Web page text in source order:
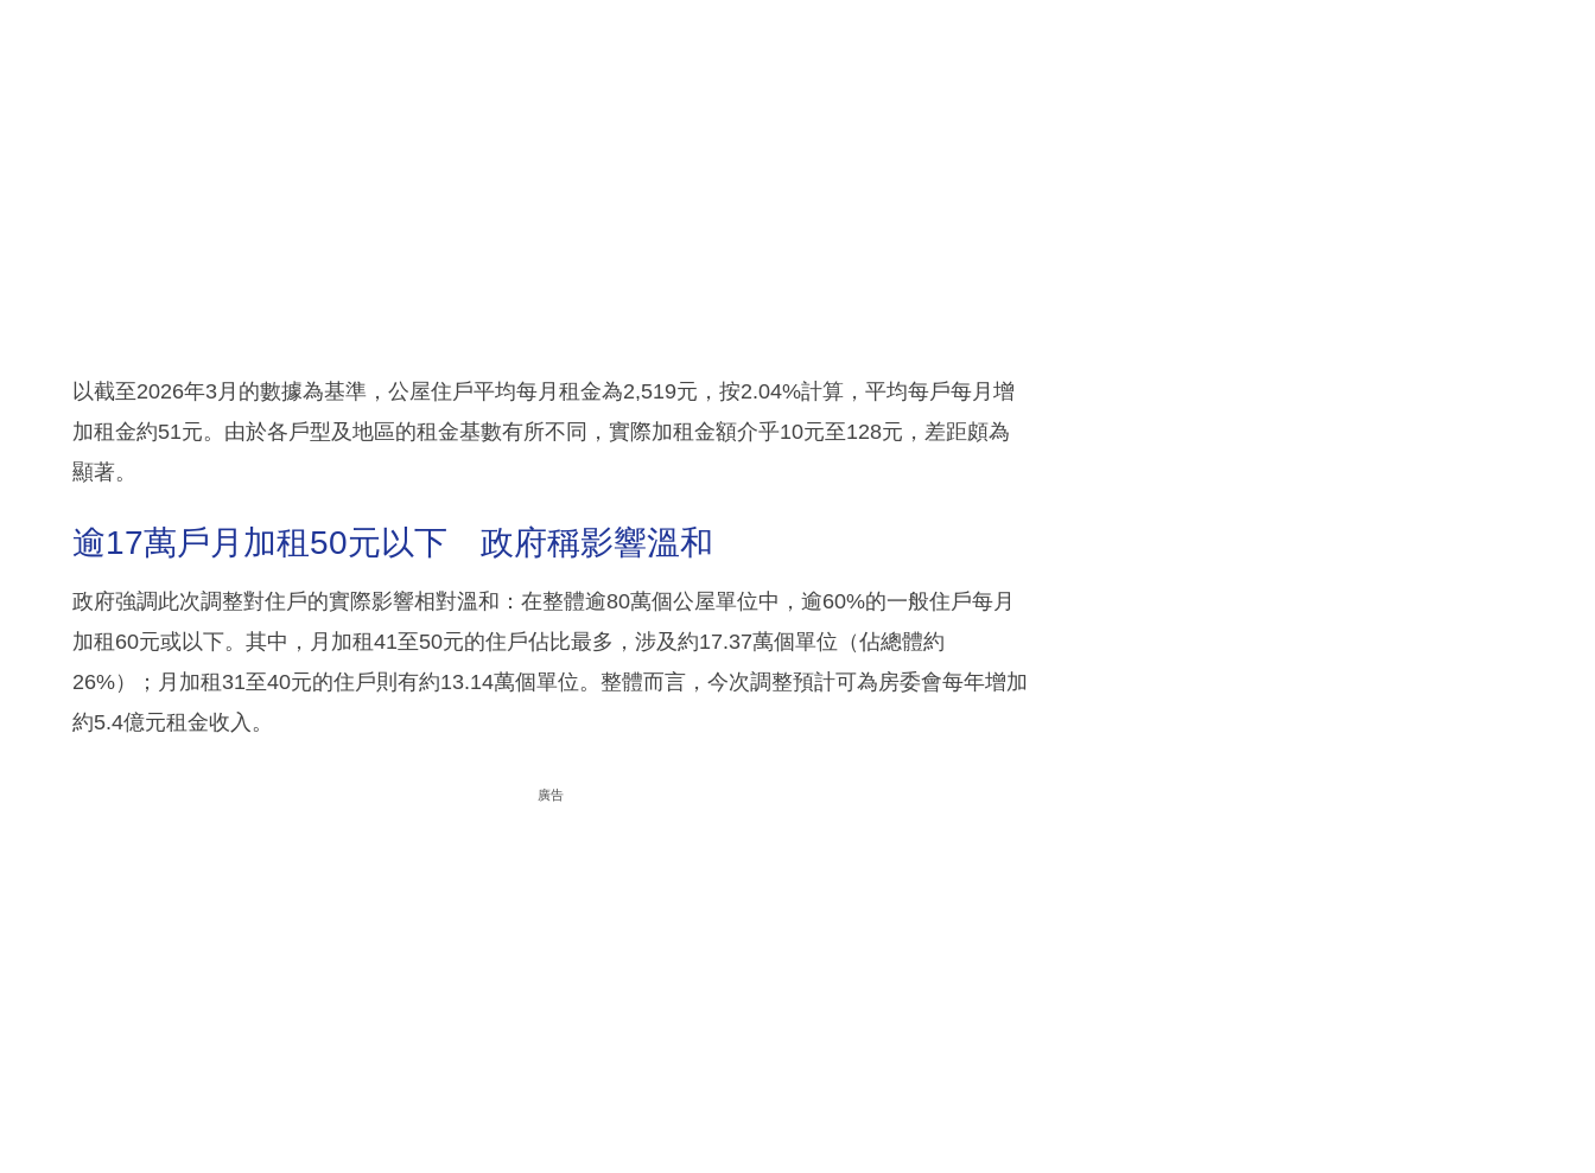
以截至2026年3月的數據為基準，公屋住戶平均每月租金為2,519元，按2.04%計算，平均每戶每月增
加租金約51元。由於各戶型及地區的租金基數有所不同，實際加租金額介乎10元至128元，差距頗為
顯著。
逾17萬戶月加租50元以下 政府稱影響溫和
政府強調此次調整對住戶的實際影響相對溫和：在整體逾80萬個公屋單位中，逾60%的一般住戶每月
加租60元或以下。其中，月加租41至50元的住戶佔比最多，涉及約17.37萬個單位（佔總體約
26%）；月加租31至40元的住戶則有約13.14萬個單位。整體而言，今次調整預計可為房委會每年增加
約5.4億元租金收入。
廣告